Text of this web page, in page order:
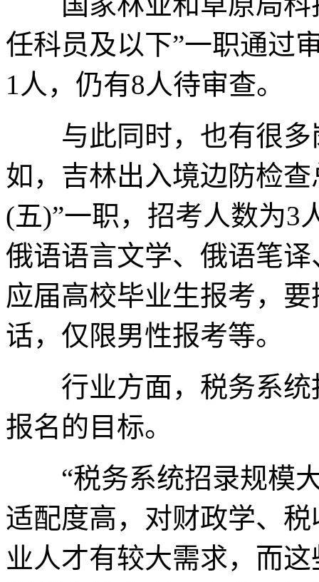
任科员及以下”一职通过
1人，仍有8人待审查。
与此同时，也有很多
如，吉林出入境边防检
(五)”一职，招考人数为3
俄语语言文学、俄语笔
应届高校毕业生报考，
话，仅限男性报考等。
行业方面，税务系统
报名的目标。
“税务系统招录规模大
适配度高，对财政学、
业人才有较大需求，而